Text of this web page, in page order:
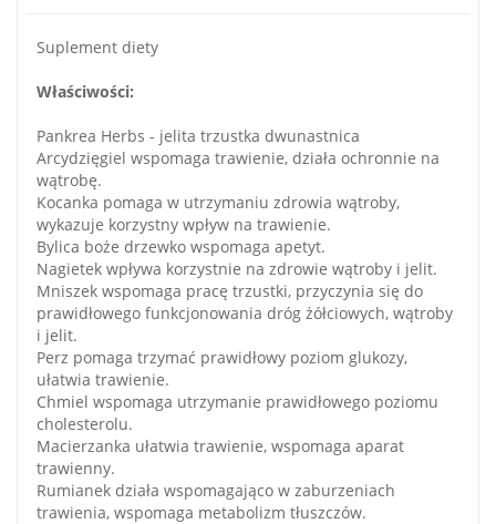
Suplement diety
Właściwości:
Pankrea Herbs - jelita trzustka dwunastnica
Arcydzięgiel wspomaga trawienie, działa ochronnie na
wątrobę.
Kocanka pomaga w utrzymaniu zdrowia wątroby,
wykazuje korzystny wpływ na trawienie.
Bylica boże drzewko wspomaga apetyt.
Nagietek wpływa korzystnie na zdrowie wątroby i jelit.
Mniszek wspomaga pracę trzustki, przyczynia się do
prawidłowego funkcjonowania dróg żółciowych, wątroby
i jelit.
Perz pomaga trzymać prawidłowy poziom glukozy,
ułatwia trawienie.
Chmiel wspomaga utrzymanie prawidłowego poziomu
cholesterolu.
Macierzanka ułatwia trawienie, wspomaga aparat
trawienny.
Rumianek działa wspomagająco w zaburzeniach
trawienia, wspomaga metabolizm tłuszczów.